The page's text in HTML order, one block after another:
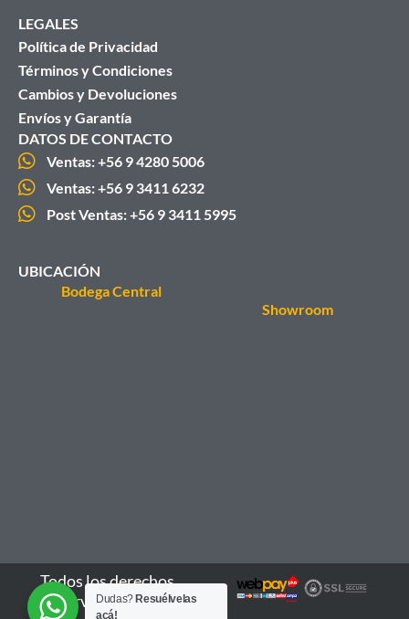
LEGALES
Política de Privacidad
Términos y Condiciones
Cambios y Devoluciones
Envíos y Garantía
DATOS DE CONTACTO
Ventas: +56 9 4280 5006
Ventas: +56 9 3411 6232
Post Ventas: +56 9 3411 5995
UBICACIÓN
Bodega Central
Showroom
Todos los derechos
reservados - 2026
Dudas? Resuélvelas
acá!